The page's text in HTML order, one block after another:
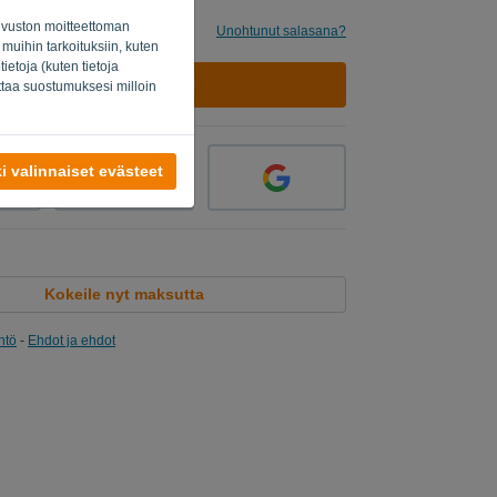
moitteettoman
tarkoituksiin, kuten
(kuten tietoja
suostumuksesi milloin
valinnaiset evästeet
Unohtunut salasana?
KIRJAUDU SISÄÄN
Kokeile nyt maksutta
- Ehdot ja ehdot